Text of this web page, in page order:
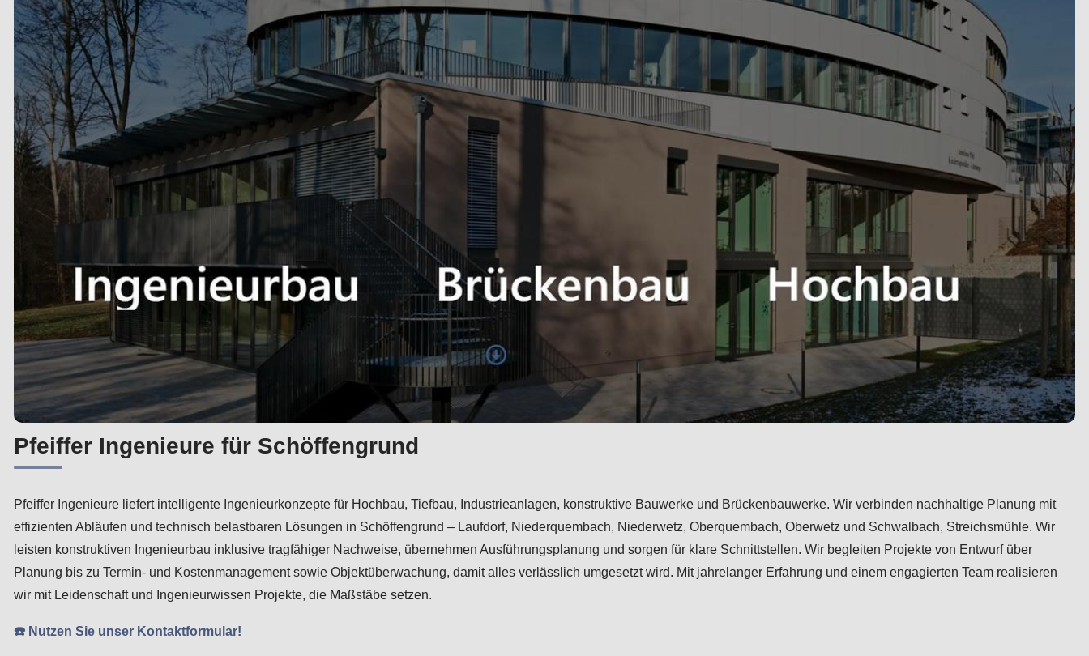
Pfeiffer Ingenieure für Schöffengrund
Pfeiffer Ingenieure liefert intelligente Ingenieurkonzepte für Hochbau, Tiefbau, Industrieanlagen, konstruktive Bauwerke und Brückenbauwerke. Wir verbinden nachhaltige Planung mit
effizienten Abläufen und technisch belastbaren Lösungen in Schöffengrund – Laufdorf, Niederquembach, Niederwetz, Oberquembach, Oberwetz und Schwalbach, Streichsmühle. Wir
leisten konstruktiven Ingenieurbau inklusive tragfähiger Nachweise, übernehmen Ausführungsplanung und sorgen für klare Schnittstellen. Wir begleiten Projekte von Entwurf über
Planung bis zu Termin- und Kostenmanagement sowie Objektüberwachung, damit alles verlässlich umgesetzt wird. Mit jahrelanger Erfahrung und einem engagierten Team realisieren
wir mit Leidenschaft und Ingenieurwissen Projekte, die Maßstäbe setzen.
☎️ Nutzen Sie unser Kontaktformular!